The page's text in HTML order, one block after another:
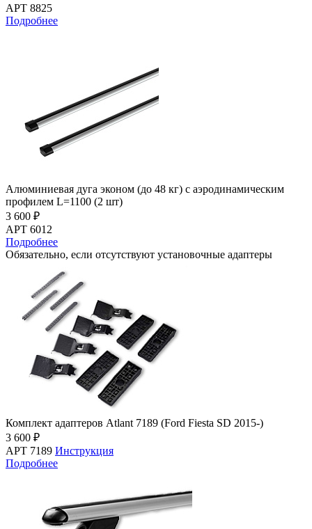
АРТ 8825
Подробнее
Алюминиевая дуга эконом (до 48 кг) с аэродинамическим
профилем L=1100 (2 шт)
3 600 ₽
АРТ 6012
Подробнее
Обязательно, если отсутствуют установочные адаптеры
Комплект адаптеров Atlant 7189 (Ford Fiesta SD 2015-)
3 600 ₽
АРТ 7189 Инструкция
Подробнее